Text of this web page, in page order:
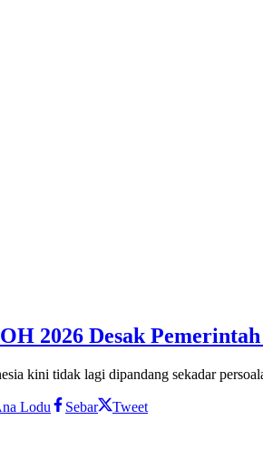
2026 Desak
kini tidak lagi dipandang sekadar
Lodu Sebar
Tweet